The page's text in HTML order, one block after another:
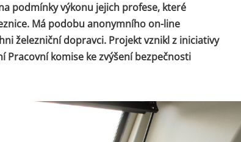
podmínky výkonu jejich profese, které
Má podobu anonymního on-line
železniční dopravci. Projekt vznikl z iniciativy
komise ke zvýšení bezpečnosti